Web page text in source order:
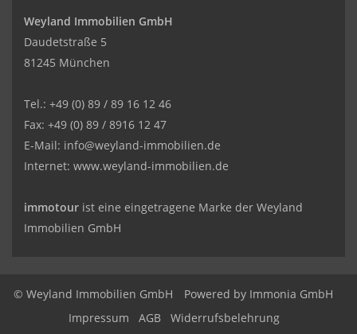
Weyland Immobilien GmbH
Daudetstraße 5
81245 München
Tel.: +49 (0) 89 / 89 16 12 46
Fax: +49 (0) 89 / 8916 12 47
E-Mail: info@weyland-immobilien.de
Internet: www.weyland-immobilien.de
immotour ist eine eingetragene Marke der Weyland
Immobilien GmbH
© Weyland Immobilien GmbH Powered by Immonia GmbH
Impressum
AGB
Widerrufsbelehrung